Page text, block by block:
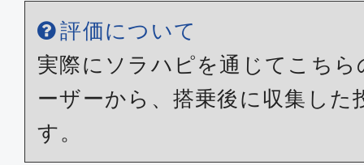
評価について
実際にソラハピを通じてこち
ーザーから、搭乗後に収集した
す。